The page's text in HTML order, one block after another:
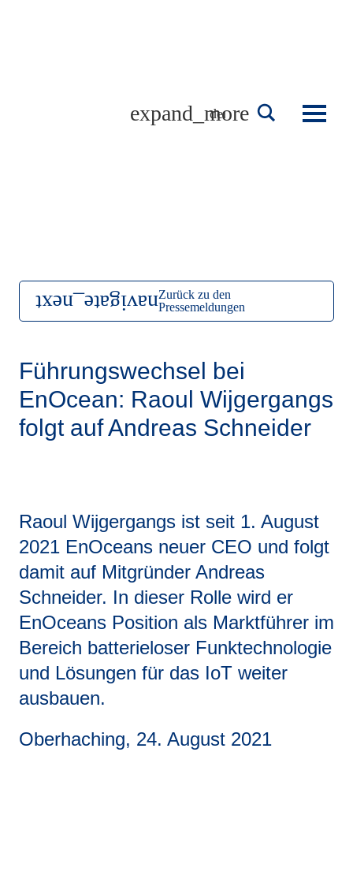
deutsch
Zurück zu den
Pressemeldungen
Führungswechsel bei
EnOcean: Raoul Wijgergangs
folgt auf Andreas Schneider
Raoul Wijgergangs ist seit 1. August
2021 EnOceans neuer CEO und folgt
damit auf Mitgründer Andreas
Schneider. In dieser Rolle wird er
EnOceans Position als Marktführer im
Bereich batterieloser Funktechnologie
und Lösungen für das IoT weiter
ausbauen.
Oberhaching, 24. August 2021